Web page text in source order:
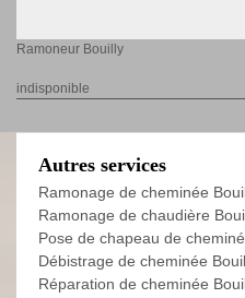
Ramoneur Bouilly
indisponible
Autres services
Ramonage de cheminée
Ramonage de chaudière
Pose de chapeau de
Débistrage de cheminée
Réparation de cheminée